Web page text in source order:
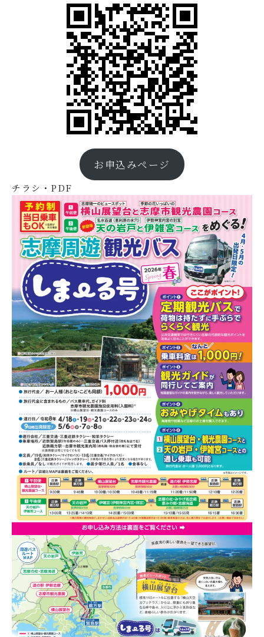
お申込みページ
チラシ・PDF